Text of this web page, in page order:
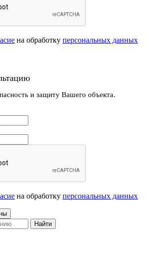
на обработку персональных данных
и защиту Вашего объекта.
на обработку персональных данных
Найти